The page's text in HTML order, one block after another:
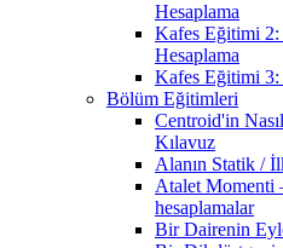
Hesaplama
Kafes Eğitimi
Hesaplama
Kafes Eğitimi 3:
Bölüm Eğitimleri
Centroid'in
Kılavuz
Alanın Statik /
Atalet Momenti
hesaplamalar
Bir Dairenin